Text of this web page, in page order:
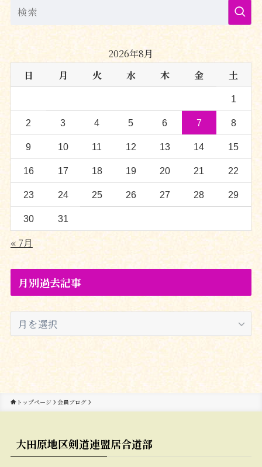
2026年8月
日
月 火 水 木 金 土
1
2 3 4 5 6 7 8
9 10 11 12 13 14 15
16 17 18 19 20 21 22
23 24 25 26 27 28 29
30 31
« 7月
月別過去記事
別
過
事
トップページ 会員ブログ
大田原地区剣道連盟居合道部